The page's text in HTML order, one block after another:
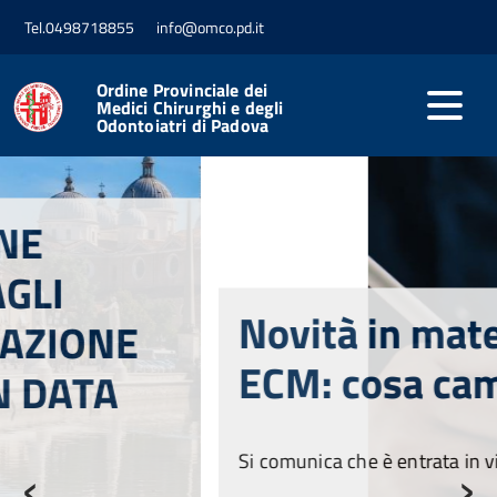
Tel.0498718855 info@omco.pd.it
Ordine Provinciale dei
Medici Chirurghi e degli
Odontoiatri di Padova
Novità in materia di
ECM: cosa cambia
Si comunica che è entrata in vigore laDelibera n. 1/2025